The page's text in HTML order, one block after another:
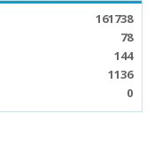
161738
78
144
1136
0